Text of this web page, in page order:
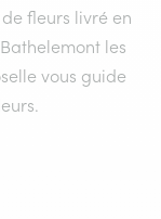
fleurs livré en
les
vous guide